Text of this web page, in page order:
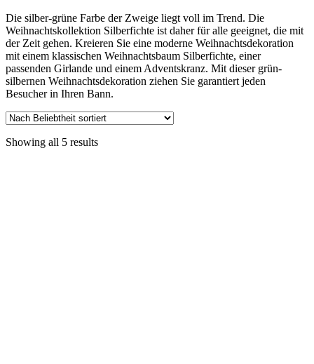
Die silber-grüne Farbe der Zweige liegt voll im Trend. Die
Weihnachtskollektion Silberfichte ist daher für alle geeignet, die mit
der Zeit gehen. Kreieren Sie eine moderne Weihnachtsdekoration
mit einem klassischen Weihnachtsbaum Silberfichte, einer
passenden Girlande und einem Adventskranz. Mit dieser grün-
silbernen Weihnachtsdekoration ziehen Sie garantiert jeden
Besucher in Ihren Bann.
Showing all 5 results